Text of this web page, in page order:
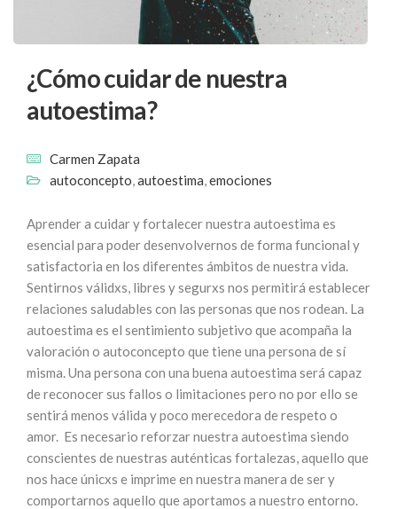
¿Cómo cuidar de nuestra
autoestima?
Carmen Zapata
autoconcepto,autoestima,emociones
Aprender a cuidar y fortalecer nuestra autoestima es
esencial para poder desenvolvernos de forma funcional y
satisfactoria en los diferentes ámbitos de nuestra vida.
Sentirnos válidxs, libres y segurxs nos permitirá establecer
relaciones saludables con las personas que nos rodean. La
autoestima es el sentimiento subjetivo que acompaña la
valoración o autoconcepto que tiene una persona de sí
misma. Una persona con una buena autoestima será capaz
de reconocer sus fallos o limitaciones pero no por ello se
sentirá menos válida y poco merecedora de respeto o
amor. Es necesario reforzar nuestra autoestima siendo
conscientes de nuestras auténticas fortalezas, aquello que
nos hace únicxs e imprime en nuestra manera de ser y
comportarnos aquello que aportamos a nuestro entorno.